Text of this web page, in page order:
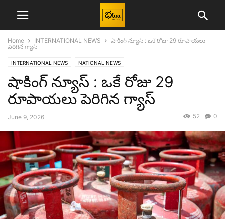
Home INTERNATIONAL NEWS
షాకింగ్ న్యూస్ : ఒకే రోజు 29 రూపాయలు
పెరిగిన గ్యాస్
INTERNATIONAL NEWS NATIONAL NEWS
షాకింగ్ న్యూస్ : ఒకే రోజు 29
రూపాయలు పెరిగిన గ్యాస్
June 9, 2026 0
52